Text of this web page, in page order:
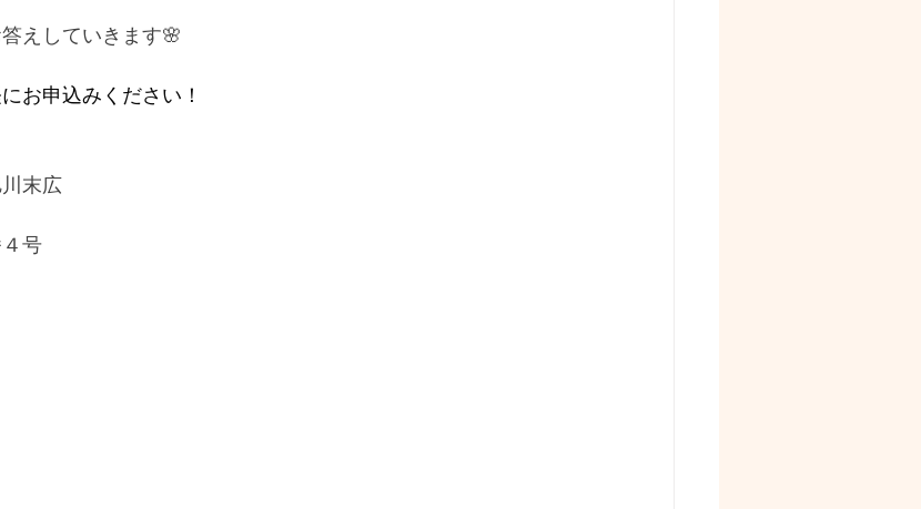
えしていきます🌸
お申込みください⁡！
末広
号